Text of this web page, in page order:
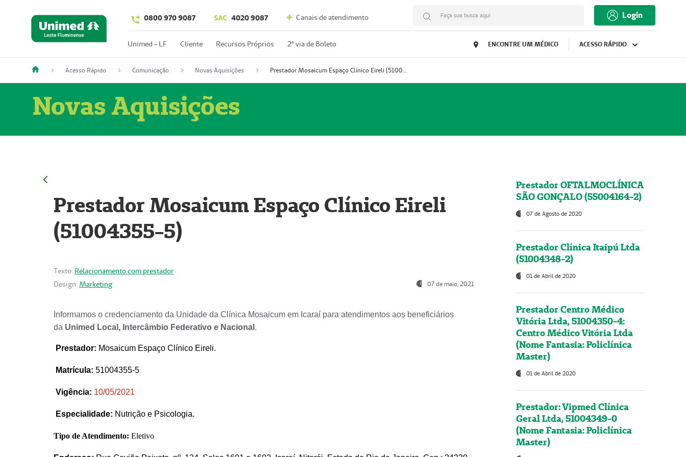
0800 970 9087 SAC 4020 9087 Canais de atendimento Faça sua busca aqui Login
Unimed - LF Cliente Recursos Próprios 2º via de Boleto ENCONTRE UM MÉDICO ACESSO RÁPIDO
Acesso Rápido Comunicação Novas Aquisições Prestador Mosaicum Espaço Clínico Eireli (51004355-5)
Novas Aquisições
Prestador Mosaicum Espaço Clínico Eireli
(51004355-5)
Texto: Relacionamento com prestador
Design: Marketing 07 de maio, 2021
Informamos o credenciamento da Unidade da Clínica Mosaicum em Icaraí para atendimentos aos beneficiários
da Unimed Local, Intercâmbio Federativo e Nacional .
Prestador: Mosaicum Espaço Clínico Eireli.
Matrícula: 51004355-5
Vigência: 10/05/2021
Especialidade: Nutrição e Psicologia.
Tipo de Atendimento: Eletivo
Prestador OFTALMOCLÍNICA
SÃO GONÇALO (55004164-2)
07 de Agosto de 2020
Prestador Clínica Itaipú Ltda
(51004348-2)
01 de Abril de 2020
Prestador Centro Médico
Vitória Ltda, 51004350-4:
Centro Médico Vitória Ltda
(Nome Fantasia: Policlínica
Master)
01 de Abril de 2020
Prestador: Vipmed Clínica
Geral Ltda, 51004349-0
(Nome Fantasia: Policlínica
Master)